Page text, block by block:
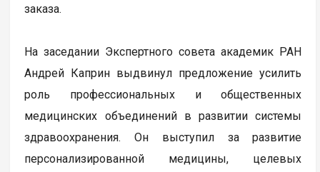
заказа.
На заседании Экспертного совета академик РАН
Андрей Каприн выдвинул предложение усилить
роль профессиональных и общественных
медицинских объединений в развитии системы
здравоохранения. Он выступил за развитие
персонализированной медицины, целевых